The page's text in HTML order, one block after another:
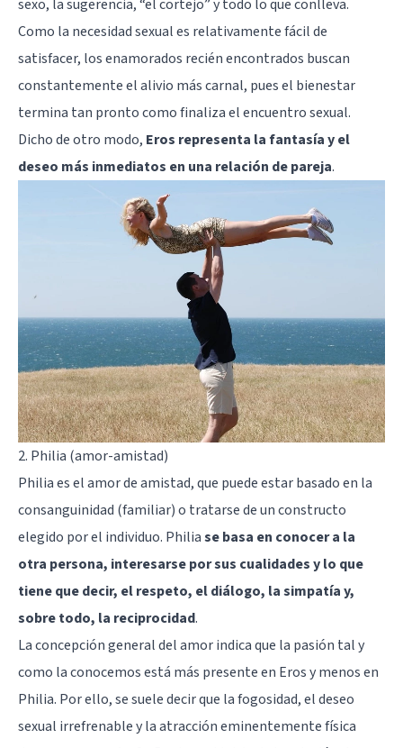
sexo, la sugerencia, “el cortejo” y todo lo que conlleva.
Como la necesidad sexual es relativamente fácil de
satisfacer, los enamorados recién encontrados buscan
constantemente el alivio más carnal, pues el bienestar
termina tan pronto como finaliza el encuentro sexual.
Dicho de otro modo, Eros representa la fantasía y el
deseo más inmediatos en una relación de pareja.
2. Philia (amor-amistad)
Philia es el amor de amistad, que puede estar basado en la
consanguinidad (familiar) o tratarse de un constructo
elegido por el individuo. Philiase basa en conocer a la
otra persona, interesarse por sus cualidades y lo que
tiene que decir, el respeto, el diálogo, la simpatía y,
sobre todo, la reciprocidad.
La concepción general del amor indica que la pasión tal y
como la conocemos está más presente en Eros y menos en
Philia. Por ello, se suele decir que la fogosidad, el deseo
sexual irrefrenable y la atracción eminentemente física